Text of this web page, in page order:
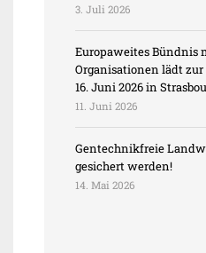
3. Juli 2026
Europaweites Bündnis
Organisationen lädt
16. Juni 2026 in
11. Juni 2026
Gentechnikfreie
gesichert werden!
14. Mai 2026